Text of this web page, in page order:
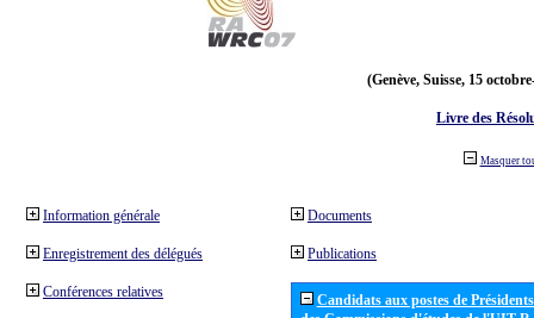
(Genève, Suisse, 15
Livre des
Masquer
Information générale
Enregistrement des délégués
Conférences relatives
Documents
Publications
Candidats aux postes de